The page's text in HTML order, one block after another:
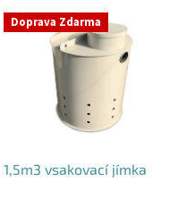
Doprava Zdarma
1,5m3 vsakovací jímka